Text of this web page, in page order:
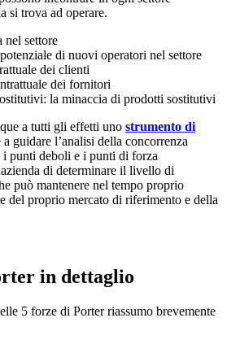
si trova ad operare.
nel settore
di nuovi operatori nel settore
dei clienti
dei fornitori
la minaccia di prodotti sostitutivi
a tutti gli effetti uno strumento di
a guidare l’analisi della concorrenza
i punti deboli e i punti di forza
di determinare il livello di
può mantenere nel tempo proprio
del proprio mercato di riferimento e della
in dettaglio
5 forze di Porter riassumo brevemente